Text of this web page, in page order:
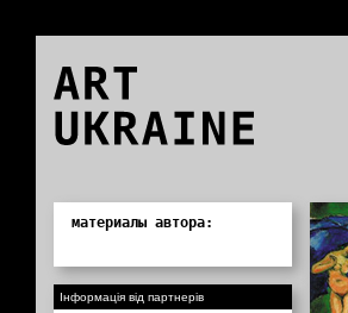
ART
UKRAINE
материалы автора:
Інформація від партнерів